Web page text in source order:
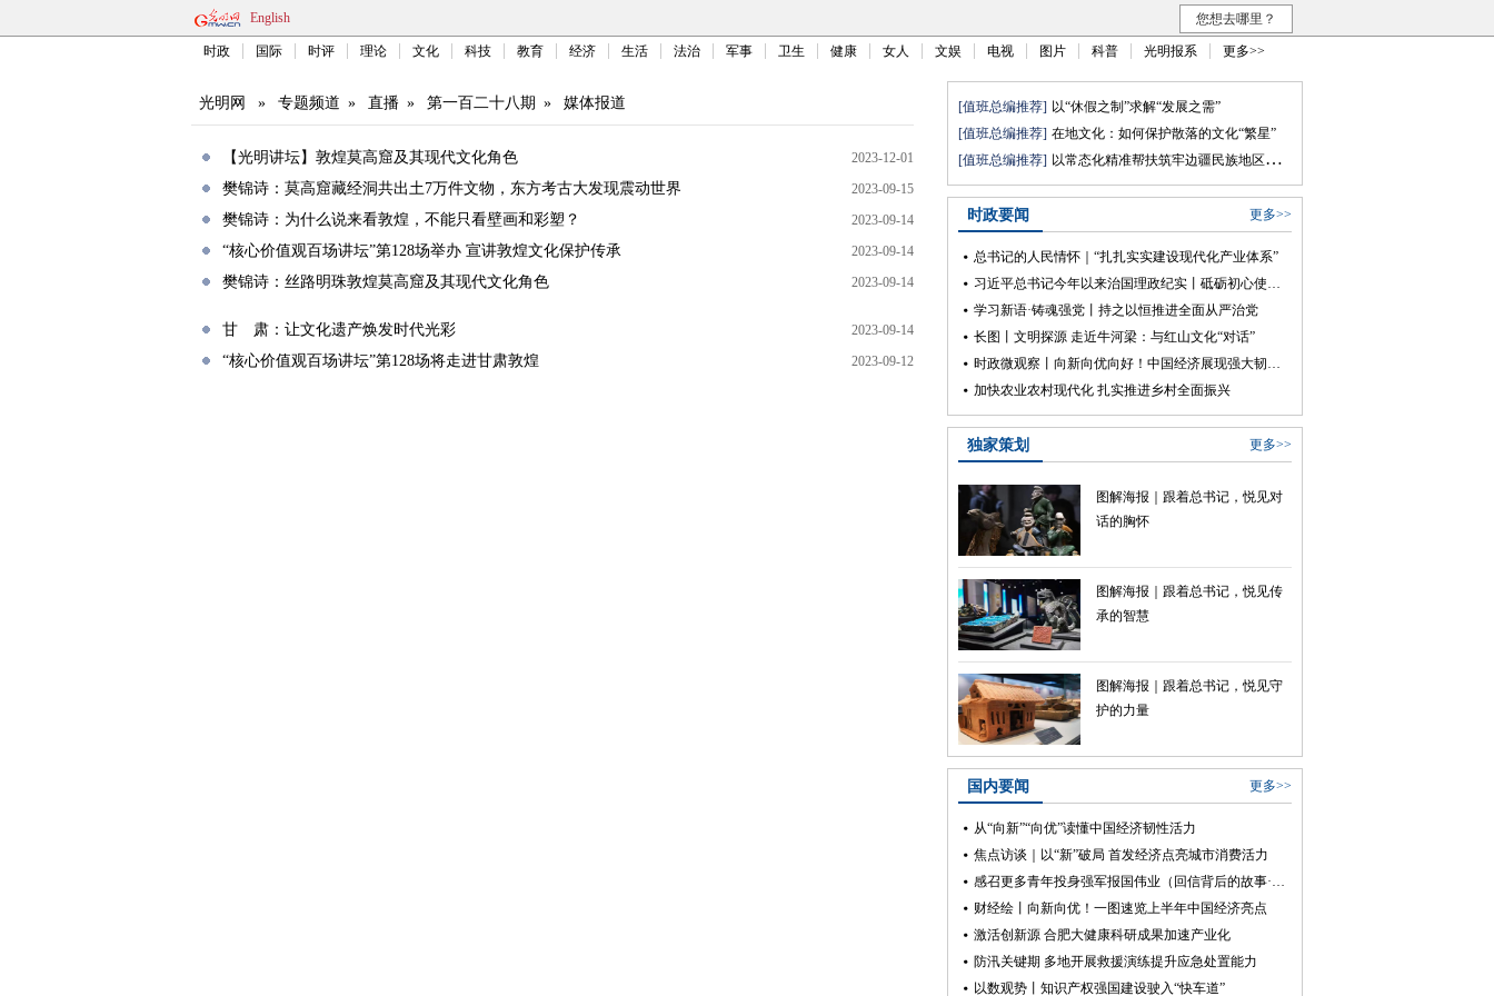
English 您想去哪里？
时政 国际 时评 理论 文化 科技 教育 经济 生活 法治 军事 卫生 健康 女人 文娱 电视 图片 科普 光明报系 更多>>
光明网 » 专题频道 » 直播 » 第一百二十八期 » 媒体报道
【光明讲坛】敦煌莫高窟及其现代文化角色 2023-12-01
樊锦诗：莫高窟藏经洞共出土7万件文物，东方考古大发现震动世界 2023-09-15
樊锦诗：为什么说来看敦煌，不能只看壁画和彩塑？ 2023-09-14
“核心价值观百场讲坛”第128场举办 宣讲敦煌文化保护传承 2023-09-14
樊锦诗：丝路明珠敦煌莫高窟及其现代文化角色 2023-09-14
甘 肃：让文化遗产焕发时代光彩 2023-09-14
“核心价值观百场讲坛”第128场将走进甘肃敦煌 2023-09-12